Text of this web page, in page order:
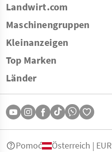
Landwirt.com
Maschinengruppen
Kleinanzeigen
Top Marken
Länder
Pomoć Österreich | EUR